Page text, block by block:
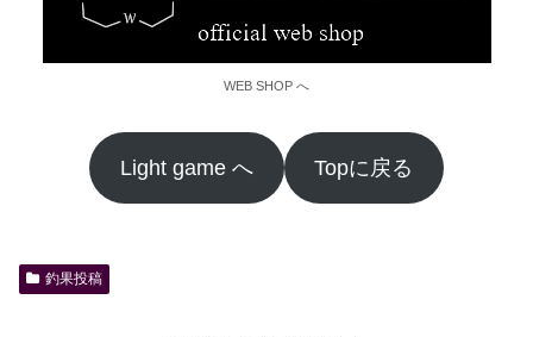
WEB SHOP へ
Light game へ Topに戻る
釣果投稿